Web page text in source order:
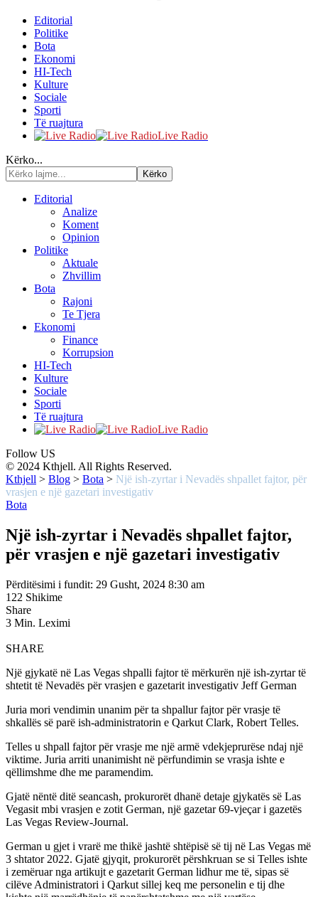
Editorial
Politike
Bota
Ekonomi
HI-Tech
Kulture
Sociale
Sporti
Të ruajtura
Live Radio
Kërko...
Editorial
Analize
Koment
Opinion
Politike
Aktuale
Zhvillim
Bota
Rajoni
Te Tjera
Ekonomi
Finance
Korrupsion
HI-Tech
Kulture
Sociale
Sporti
Të ruajtura
Live Radio
Follow US
© 2024 Kthjell. All Rights Reserved.
Kthjell > Blog > Bota > Një ish-zyrtar i Nevadës shpallet fajtor, për
vrasjen e një gazetari investigativ
Bota
Një ish-zyrtar i Nevadës shpallet fajtor,
për vrasjen e një gazetari investigativ
Përditësimi i fundit: 29 Gusht, 2024 8:30 am
122 Shikime
Share
3 Min. Leximi
SHARE
Një gjykatë në Las Vegas shpalli fajtor të mërkurën një ish-zyrtar të
shtetit të Nevadës për vrasjen e gazetarit investigativ Jeff German
Juria mori vendimin unanim për ta shpallur fajtor për vrasje të
shkallës së parë ish-administratorin e Qarkut Clark, Robert Telles.
Telles u shpall fajtor për vrasje me një armë vdekjeprurëse ndaj një
viktime. Juria arriti unanimisht në përfundimin se vrasja ishte e
qëllimshme dhe me paramendim.
Gjatë nëntë ditë seancash, prokurorët dhanë detaje gjykatës së Las
Vegasit mbi vrasjen e zotit German, një gazetar 69-vjeçar i gazetës
Las Vegas Review-Journal.
German u gjet i vrarë me thikë jashtë shtëpisë së tij në Las Vegas më
3 shtator 2022. Gjatë gjyqit, prokurorët përshkruan se si Telles ishte
i zemëruar nga artikujt e gazetarit German lidhur me të, sipas së
cilëve Administratori i Qarkut sillej keq me personelin e tij dhe